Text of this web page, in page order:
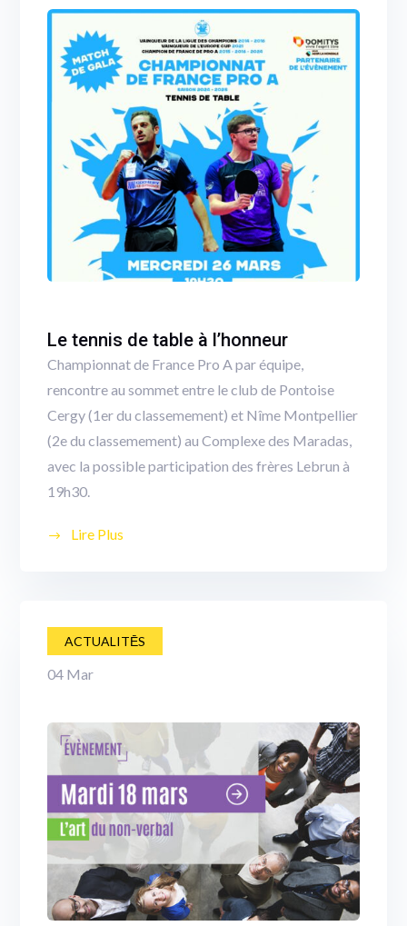
Le tennis de table à l’honneur
Championnat de France Pro A par équipe,
rencontre au sommet entre le club de Pontoise
Cergy (1er du classemement) et Nîme Montpellier
(2e du classemement) au Complexe des Maradas,
avec la possible participation des frères Lebrun à
19h30.
Lire Plus
ACTUALITĒS
04 Mar